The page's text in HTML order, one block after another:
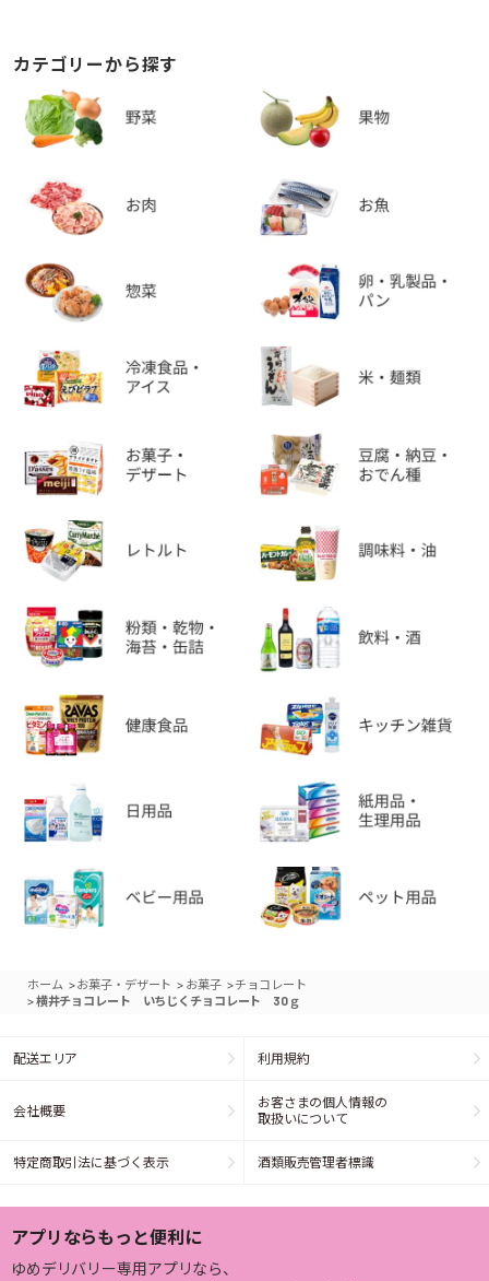
カテゴリーから探す
ホーム >お菓子・デザート > お菓子 >チョコレート
>横井チョコレート いちじくチョコレート 30ｇ
配送エリア 利用規約
会社概要
お客さまの個人情報の
取扱いについて
特定商取引法に基づく表示 酒類販売管理者標識
アプリならもっと便利に
ゆめデリバリー専用アプリなら、